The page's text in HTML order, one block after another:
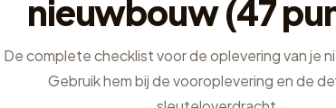
nieuwbouw (47
De complete checklist voor de oplevering van je
Gebruik hem bij de vooroplevering en de